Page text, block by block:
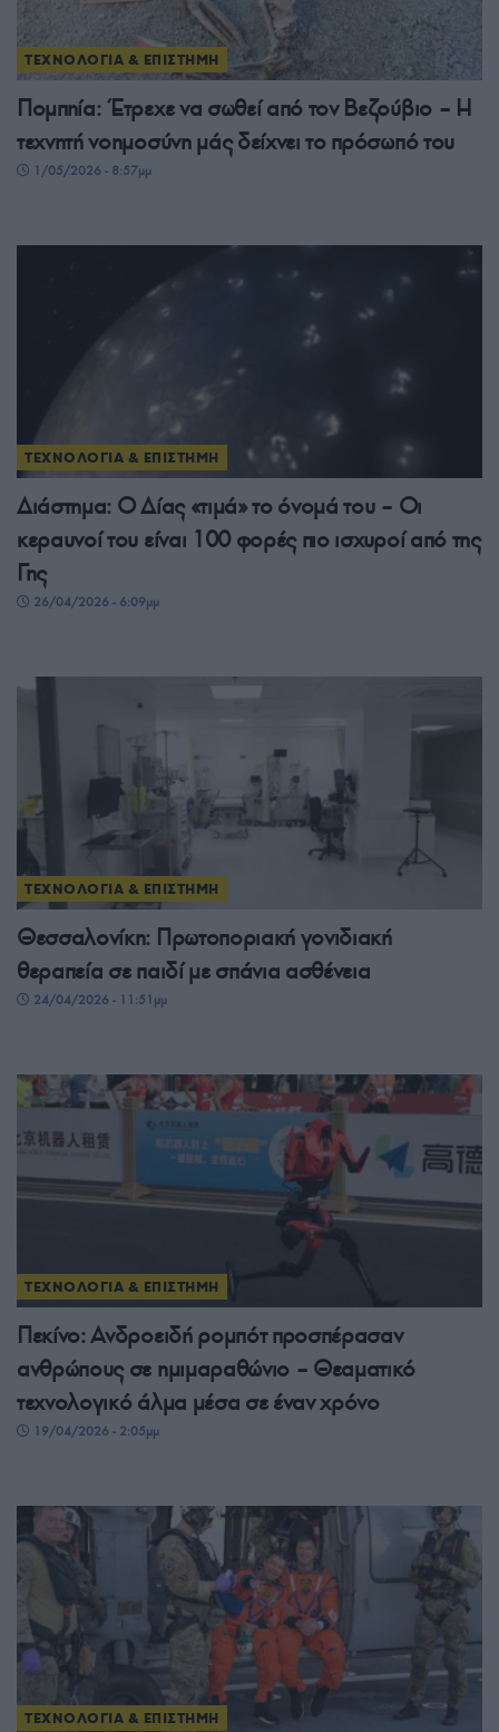
ΤΕΧΝΟΛΟΓΙΑ & ΕΠΙΣΤΗΜΗ
Πομπηία: Έτρεχε να σωθεί από τον Βεζούβιο – Η
τεχνητή νοημοσύνη μάς δείχνει το πρόσωπό του
1/05/2026 - 8:57μμ
ΤΕΧΝΟΛΟΓΙΑ & ΕΠΙΣΤΗΜΗ
Διάστημα: Ο Δίας «τιμά» το όνομά του – Οι
κεραυνοί του είναι 100 φορές πιο ισχυροί από της
Γης
26/04/2026 - 6:09μμ
ΤΕΧΝΟΛΟΓΙΑ & ΕΠΙΣΤΗΜΗ
Θεσσαλονίκη: Πρωτοποριακή γονιδιακή
θεραπεία σε παιδί με σπάνια ασθένεια
24/04/2026 - 11:51μμ
ΤΕΧΝΟΛΟΓΙΑ & ΕΠΙΣΤΗΜΗ
Πεκίνο: Ανδροειδή ρομπότ προσπέρασαν
ανθρώπους σε ημιμαραθώνιο – Θεαματικό
τεχνολογικό άλμα μέσα σε έναν χρόνο
19/04/2026 - 2:05μμ
ΤΕΧΝΟΛΟΓΙΑ & ΕΠΙΣΤΗΜΗ